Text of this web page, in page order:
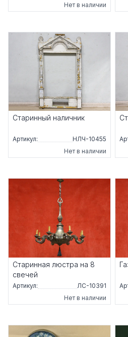
Нет в наличии
Старинный наличник
Артикул:
НЛЧ-10455
Нет в наличии
Старинная люстра на 8
свечей
Артикул:
ЛС-10391
Нет в наличии